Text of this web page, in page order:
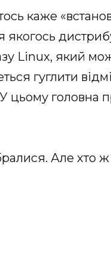
каже
якогось
Linux, який
гуглити
головна
Але хто ж